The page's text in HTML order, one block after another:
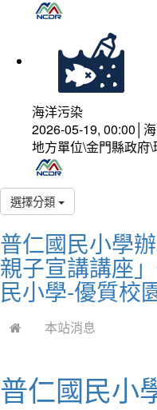
海洋污染
2026-05-19, 00:00│
地方單位\金門縣政府
選擇分類
普仁國民小學
親子宣講講座
民小學-優質校
本站消息
普仁國民小